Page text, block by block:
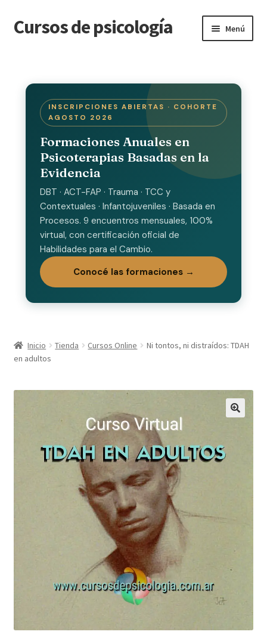
Ir
a
Ir
a
Cursos de psicología Menú
Blog
Carrito
Contacto
Courses
Cursos
Finalizar compra
Mis Cursos
INSCRIPCIONES ABIERTAS · COHORTE
AGOSTO 2026
Formaciones Anuales en
Psicoterapias Basadas en la
Evidencia
DBT · ACT-FAP · Trauma · TCC y
Contextuales · Infantojuveniles · Basada en
Procesos. 9 encuentros mensuales, 100%
virtual, con certificación oficial de
Habilidades para el Cambio.
Conocé las formaciones →
Inicio Tienda Cursos Online
Ni tontos, ni distraídos: TDAH
en adultos